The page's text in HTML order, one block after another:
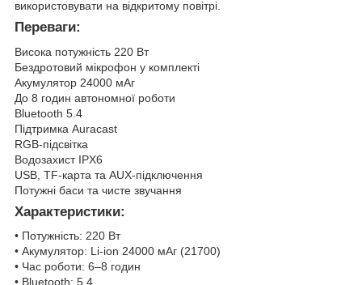
використовувати на відкритому повітрі.
Переваги:
Висока потужність 220 Вт
Бездротовий мікрофон у комплекті
Акумулятор 24000 мАг
До 8 годин автономної роботи
Bluetooth 5.4
Підтримка Auracast
RGB-підсвітка
Водозахист IPX6
USB, TF-карта та AUX-підключення
Потужні баси та чисте звучання
Характеристики:
• Потужність: 220 Вт
• Акумулятор: Li-ion 24000 мАг (21700)
• Час роботи: 6–8 годин
• Bluetooth: 5.4